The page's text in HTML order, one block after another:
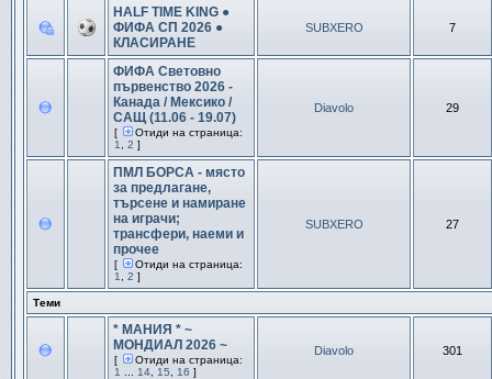
HALF TIME KING ●
ФИФА СП 2026 ●
КЛАСИРАНЕ
SUBXERO 7
ФИФА Световно
първенство 2026 -
Канада / Мексико /
САЩ (11.06 - 19.07)
[
Отиди на страница:
1
2 ]
Diavolo 29
ПМЛ БОРСА - място
за предлагане,
търсене и намиране
на играчи;
трансфери, наеми и
прочее
[
Отиди на страница:
1
2 ]
SUBXERO 27
Теми
* МАНИЯ * ~
МОНДИАЛ 2026 ~
[
Отиди на страница:
1
14 15 16 ]
Diavolo 301